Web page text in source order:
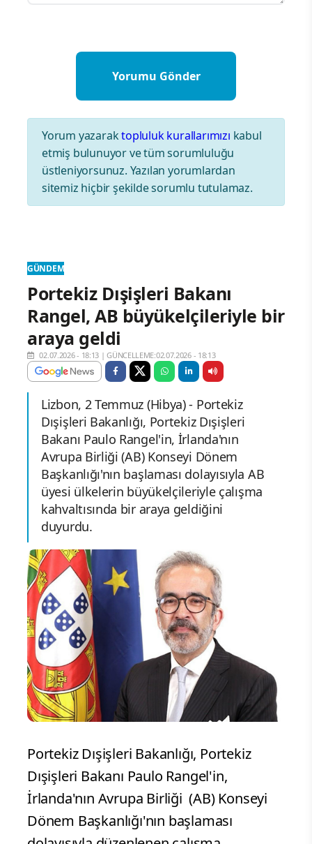
Yorum yazaraktopluluk kurallarımızı kabul
etmiş bulunuyor ve tüm sorumluluğu
üstleniyorsunuz. Yazılan yorumlardan
sitemiz hiçbir şekilde sorumlu tutulamaz.
GÜNDEM
Portekiz Dışişleri Bakanı
Rangel, AB büyükelçileriyle bir
araya geldi
02.07.2026 - 18:13 |GÜNCELLEME:02.07.2026 - 18:13
Lizbon, 2 Temmuz (Hibya) - Portekiz
Dışişleri Bakanlığı, Portekiz Dışişleri
Bakanı Paulo Rangel'in, İrlanda'nın
Avrupa Birliği (AB) Konseyi Dönem
Başkanlığı'nın başlaması dolayısıyla AB
üyesi ülkelerin büyükelçileriyle çalışma
kahvaltısında bir araya geldiğini
duyurdu.
Portekiz Dışişleri Bakanlığı, Portekiz
Dışişleri Bakanı Paulo Rangel'in,
İrlanda'nın Avrupa Birliği (AB) Konseyi
Dönem Başkanlığı'nın başlaması